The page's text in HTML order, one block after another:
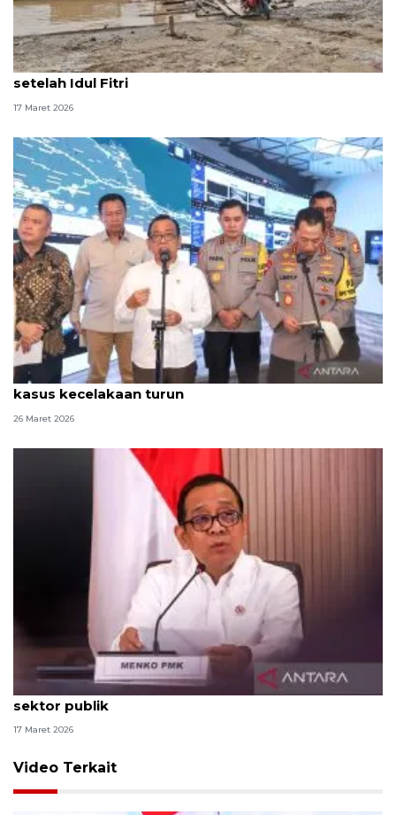
Penyintas bencana Aceh Tamiang bersihkan kebun
setelah Idul Fitri
17 Maret 2026
Arus mudik Lebaran lancar, Menko PMK sebut
kasus kecelakaan turun
26 Maret 2026
Pemerintah susun strategi penghematan energi di
sektor publik
17 Maret 2026
Video Terkait